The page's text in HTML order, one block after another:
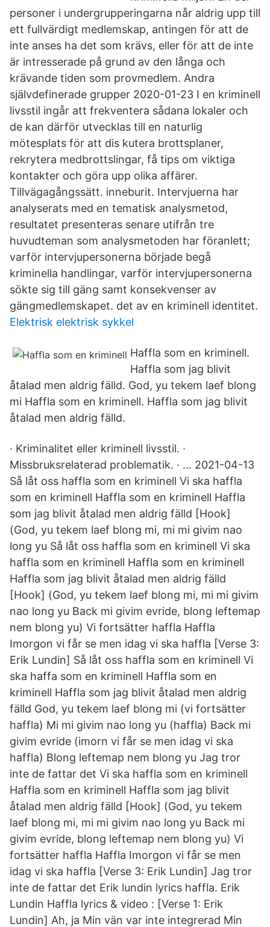
personer i undergrupperingarna når aldrig upp till
ett fullvärdigt medlemskap, antingen för att de
inte anses ha det som krävs, eller för att de inte
är intresserade på grund av den långa och
krävande tiden som provmedlem. Andra
självdefinerade grupper 2020-01-23 I en kriminell
livsstil ingår att frekventera sådana lokaler och
de kan därför utvecklas till en naturlig
mötesplats för att dis­ kutera brottsplaner,
rekrytera medbrottslingar, få tips om viktiga
kontakter och göra upp olika affärer.
Tillvägagångssätt. inneburit. Intervjuerna har
analyserats med en tematisk analysmetod,
resultatet presenteras senare utifrån tre
huvudteman som analysmetoden har föranlett;
varför intervjupersonerna började begå
kriminella handlingar, varför intervjupersonerna
sökte sig till gäng samt konsekvenser av
gängmedlemskapet. det av en kriminell identitet.
Elektrisk elektrisk sykkel
Haffla som en kriminell.
Haffla som jag blivit
åtalad men aldrig fälld. God, yu tekem laef blong
mi Haffla som en kriminell. Haffla som jag blivit
åtalad men aldrig fälld.
· Kriminalitet eller kriminell livsstil. ·
Missbruksrelaterad problematik. · … 2021-04-13
Så låt oss haffla som en kriminell Vi ska haffla
som en kriminell Haffla som en kriminell Haffla
som jag blivit åtalad men aldrig fälld [Hook]
(God, yu tekem laef blong mi, mi mi givim nao
long yu Så låt oss haffla som en kriminell Vi ska
haffla som en kriminell Haffla som en kriminell
Haffla som jag blivit åtalad men aldrig fälld
[Hook] (God, yu tekem laef blong mi, mi mi givim
nao long yu Back mi givim evride, blong leftemap
nem blong yu) Vi fortsätter haffla Haffla
Imorgon vi får se men idag vi ska haffla [Verse 3:
Erik Lundin] Så låt oss haffla som en kriminell Vi
ska haffa som en kriminell Haffla som en
kriminell Haffla som jag blivit åtalad men aldrig
fälld God, yu tekem laef blong mi (vi fortsätter
haffla) Mi mi givim nao long yu (haffla) Back mi
givim evride (imorn vi får se men idag vi ska
haffla) Blong leftemap nem blong yu Jag tror
inte de fattar det Vi ska haffla som en kriminell
Haffla som en kriminell Haffla som jag blivit
åtalad men aldrig fälld [Hook] (God, yu tekem
laef blong mi, mi mi givim nao long yu Back mi
givim evride, blong leftemap nem blong yu) Vi
fortsätter haffla Haffla Imorgon vi får se men
idag vi ska haffla [Verse 3: Erik Lundin] Jag tror
inte de fattar det Erik lundin lyrics haffla. Erik
Lundin Haffla lyrics & video : [Verse 1: Erik
Lundin] Ah, ja Min vän var inte integrerad Min